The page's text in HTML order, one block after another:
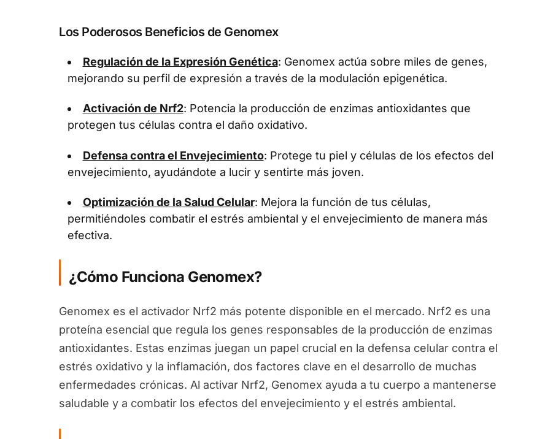
Los Poderosos Beneficios de Genomex
Regulación de la Expresión Genética: Genomex actúa sobre miles de genes,
mejorando su perfil de expresión a través de la modulación epigenética.
Activación de Nrf2: Potencia la producción de enzimas antioxidantes que
protegen tus células contra el daño oxidativo.
Defensa contra el Envejecimiento: Protege tu piel y células de los efectos del
envejecimiento, ayudándote a lucir y sentirte más joven.
Optimización de la Salud Celular: Mejora la función de tus células,
permitiéndoles combatir el estrés ambiental y el envejecimiento de manera más
efectiva.
¿Cómo Funciona Genomex?
Genomex es el activador Nrf2 más potente disponible en el mercado. Nrf2 es una
proteína esencial que regula los genes responsables de la producción de enzimas
antioxidantes. Estas enzimas juegan un papel crucial en la defensa celular contra el
estrés oxidativo y la inflamación, dos factores clave en el desarrollo de muchas
enfermedades crónicas. Al activar Nrf2, Genomex ayuda a tu cuerpo a mantenerse
saludable y a combatir los efectos del envejecimiento y el estrés ambiental.